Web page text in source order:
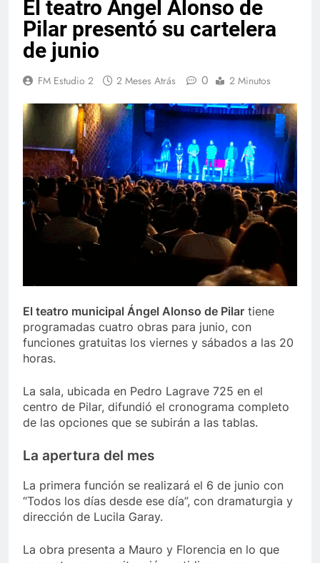
El teatro Ángel Alonso de
Pilar presentó su cartelera
de junio
FM Estudio 2 2 Meses Atrás 0 2 Minutos
El teatro municipal Ángel Alonso de Pilar tiene
programadas cuatro obras para junio, con
funciones gratuitas los viernes y sábados a las 20
horas.
La sala, ubicada en Pedro Lagrave 725 en el
centro de Pilar, difundió el cronograma completo
de las opciones que se subirán a las tablas.
La apertura del mes
La primera función se realizará el 6 de junio con
“Todos los días desde ese día”, con dramaturgia y
dirección de Lucila Garay.
La obra presenta a Mauro y Florencia en lo que